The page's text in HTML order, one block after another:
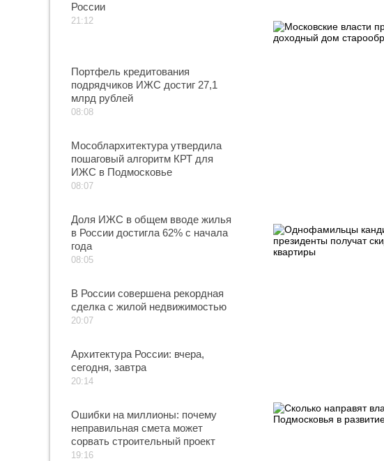
России
21:12
Портфель кредитования
подрядчиков ИЖС достиг 27,1
млрд рублей
08:08
Мособлархитектура утвердила
пошаговый алгоритм КРТ для
ИЖС в Подмосковье
08:07
Доля ИЖС в общем вводе жилья
в России достигла 62% с начала
года
08:05
В России совершена рекордная
сделка с жилой недвижимостью
20:07
Архитектура России: вчера,
сегодня, завтра
20:14
Ошибки на миллионы: почему
неправильная смета может
сорвать строительный проект
19:16